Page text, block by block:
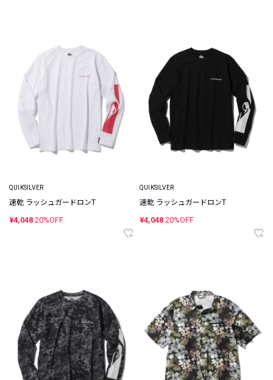
QUIKSILVER
速乾 ラッシュガードロンT
¥4,048 20%OFF
QUIKSILVER
速乾 ラッシュガードロンT
¥4,048 20%OFF